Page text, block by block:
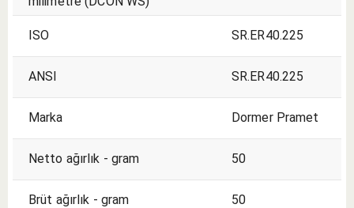
ISO SR.ER40.225
ANSI SR.ER40.225
Marka Dormer Pramet
Netto ağırlık - gram 50
Brüt ağırlık - gram 50